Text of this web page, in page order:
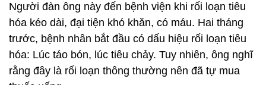
Người đàn ông này đến bệnh viện khi rối loạn tiêu
hóa kéo dài, đại tiện khó khăn, có máu. Hai tháng
trước, bệnh nhân bắt đầu có dấu hiệu rối loạn tiêu
hóa: Lúc táo bón, lúc tiêu chảy. Tuy nhiên, ông nghĩ
rằng đây là rối loạn thông thường nên đã tự mua